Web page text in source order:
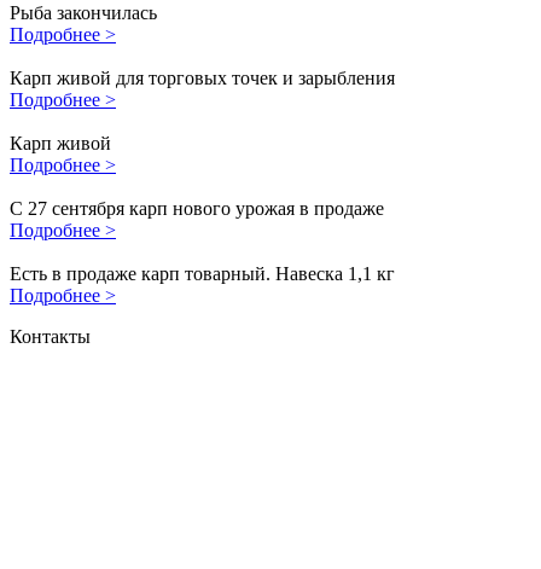
Рыба закончилась
Подробнее >
Карп живой для торговых точек и зарыбления
Подробнее >
Карп живой
Подробнее >
С 27 сентября карп нового урожая в продаже
Подробнее >
Есть в продаже карп товарный. Навеска 1,1 кг
Подробнее >
Контакты